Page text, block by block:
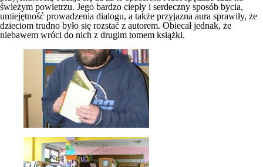
świeżym powietrzu. Jego bardzo ciepły i serdeczny sposób bycia,
umiejętność prowadzenia dialogu, a także przyjazna aura sprawiły, że
dzieciom trudno było się rozstać z autorem. Obiecał jednak, że
niebawem wróci do nich z drugim tomem książki.